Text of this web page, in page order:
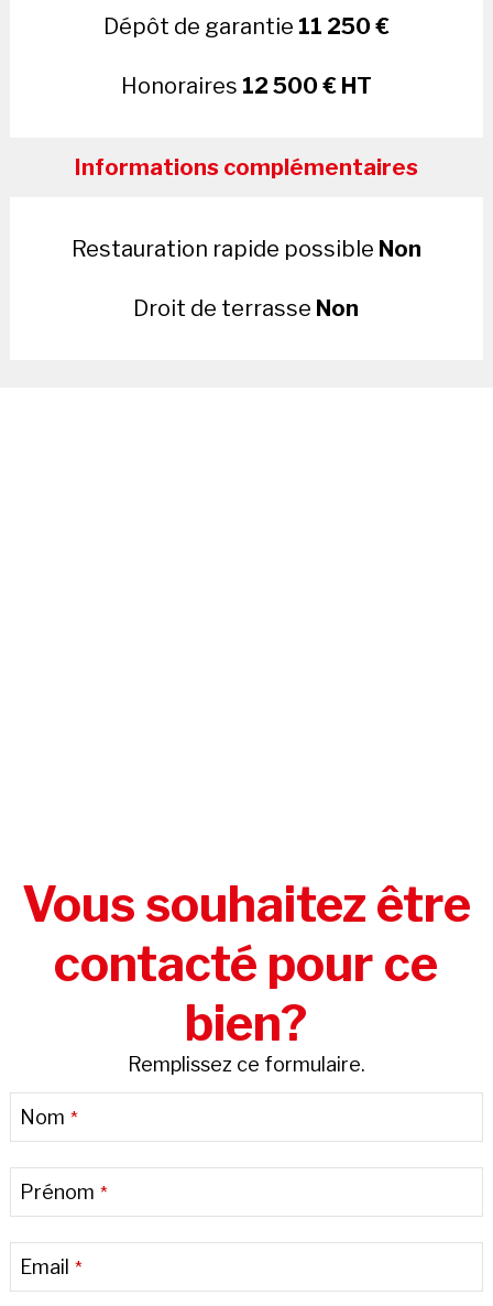
Dépôt de garantie 11 250 €
Honoraires 12 500 € HT
Informations complémentaires
Restauration rapide possible Non
Droit de terrasse Non
Vous souhaitez être
contacté pour ce
bien?
Remplissez ce formulaire.
Nom *
Prénom *
Email *